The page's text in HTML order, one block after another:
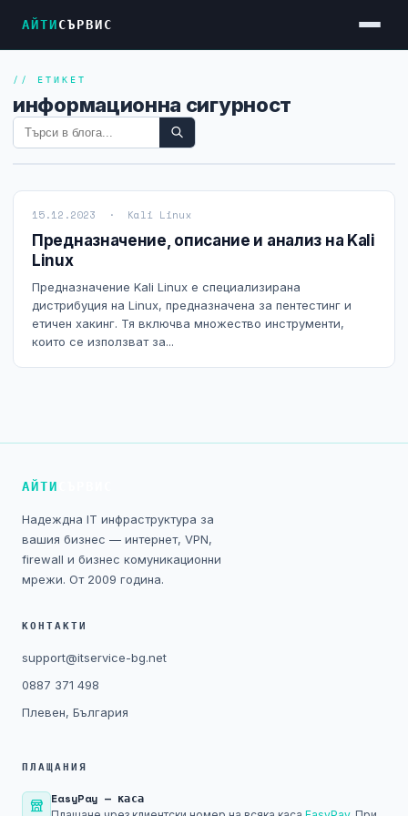
АЙТИСЪРВИС
Услуги
Достъп до Интернет
Видеонаблюдение
Firewall и VPN
Хостинг и VPS сървъри
Абонаментна IT поддръжка
Правна информация
GDPR
Блог
// ЕТИКЕТ
информационна сигурност
15.12.2023 · Kali Linux
Предназначение, описание и анализ на Kali
Linux
Предназначение Kali Linux е специализирана
дистрибуция на Linux, предназначена за пентестинг и
етичен хакинг. Тя включва множество инструменти,
които се използват за...
АЙТИ
Надеждна IT инфраструктура за
вашия бизнес — интернет, VPN,
firewall и бизнес комуникационни
мрежи. От 2009 година.
КОНТАКТИ
support@itservice-bg.net
0887 371 498
Плевен, България
ПЛАЩАНИЯ
EasyPay — каса